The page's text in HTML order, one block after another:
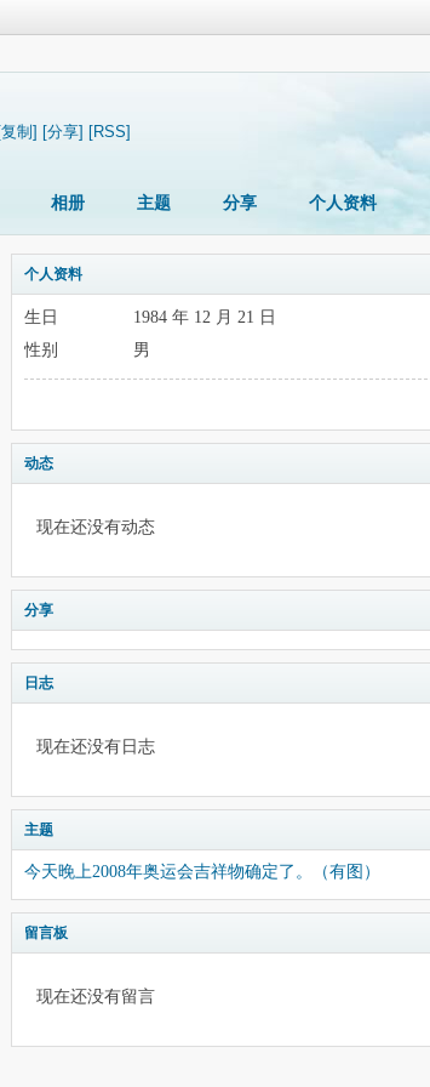
[复制] [分享] [RSS]
相册 主题 分享 个人资料
个人资料
生日
1984 年 12 月 21 日
性别
男
动态
现在还没有动态
分享
日志
现在还没有日志
主题
今天晚上2008年奥运会吉祥物确定了。（有图）
留言板
现在还没有留言